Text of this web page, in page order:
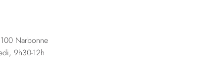
Narbonne
9h30-12h